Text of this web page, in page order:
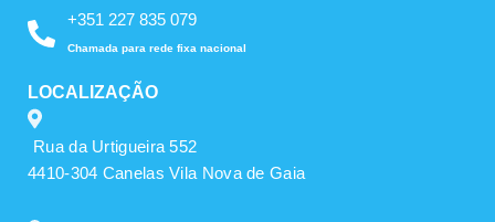
+351 227 835 079
Chamada para rede fixa nacional
LOCALIZAÇÃO
Rua da Urtigueira 552
4410-304 Canelas Vila Nova de Gaia